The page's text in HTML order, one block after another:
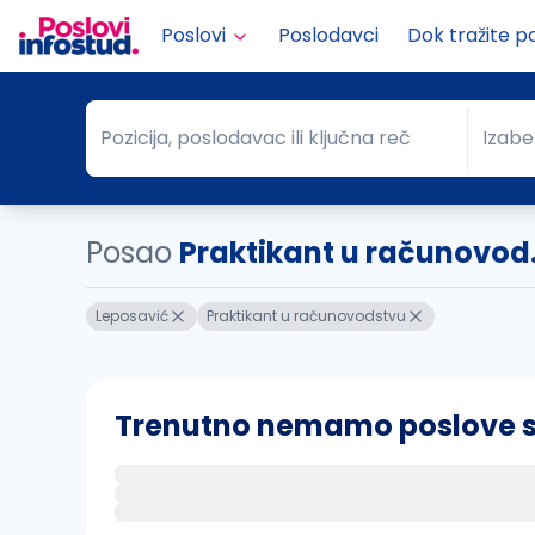
Poslovi Poslodavci Dok tražite
Pozicija, poslodavac ili ključna reč
Pozicija, poslodavac ili ključna reč Grad
Posao Praktikant u
Leposavić Praktikant u računovodstvu
Trenutno nemamo poslove